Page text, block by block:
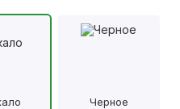
Черное